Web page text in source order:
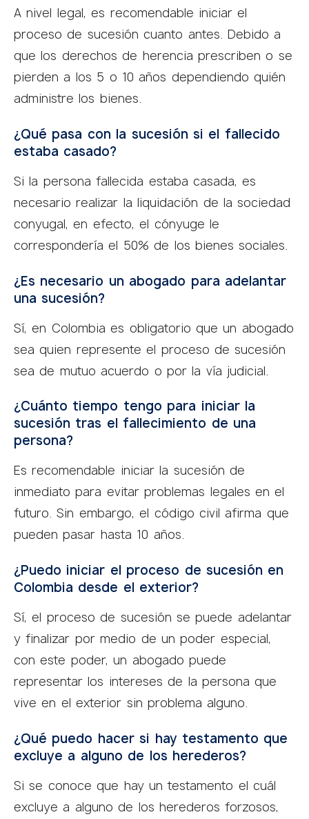
A nivel legal, es recomendable iniciar el
proceso de sucesión cuanto antes. Debido a
que los derechos de herencia prescriben o se
pierden a los 5 o 10 años dependiendo quién
administre los bienes.
¿Qué pasa con la sucesión si el fallecido
estaba casado?
Si la persona fallecida estaba casada, es
necesario realizar la liquidación de la sociedad
conyugal, en efecto, el cónyuge le
correspondería el 50% de los bienes sociales.
¿Es necesario un abogado para adelantar
una sucesión?
Sí, en Colombia es obligatorio que un abogado
sea quien represente el proceso de sucesión
sea de mutuo acuerdo o por la vía judicial.
¿Cuánto tiempo tengo para iniciar la
sucesión tras el fallecimiento de una
persona?
Es recomendable iniciar la sucesión de
inmediato para evitar problemas legales en el
futuro. Sin embargo, el código civil afirma que
pueden pasar hasta 10 años.
¿Puedo iniciar el proceso de sucesión en
Colombia desde el exterior?
Sí, el proceso de sucesión se puede adelantar
y finalizar por medio de un poder especial,
con este poder, un abogado puede
representar los intereses de la persona que
vive en el exterior sin problema alguno.
¿Qué puedo hacer si hay testamento que
excluye a alguno de los herederos?
Si se conoce que hay un testamento el cuál
excluye a alguno de los herederos forzosos,